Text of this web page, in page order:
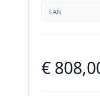
EAN
€